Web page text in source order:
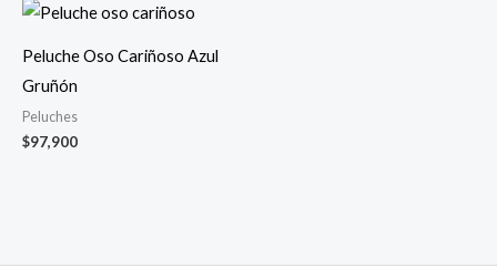
Peluche Oso Cariñoso Azul
Gruñón
Peluches
$97,900